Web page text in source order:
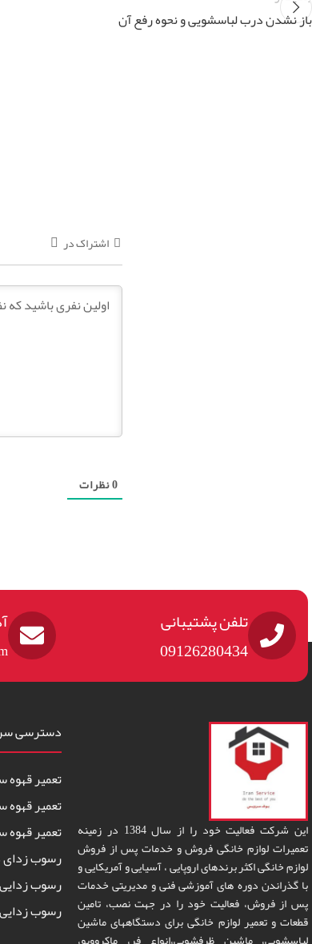
باز نشدن درب لباسشویی و نحوه رفع آن
اشتراک در
0نظرات
تلفن پشتیبانی
09126280434
این شرکت فعالیت خود را از سال 1384 در زمینه
تعمیرات لوازم خانگی فروش و خدمات پس از فروش
لوازم خانگی اکثر برندهای اروپایی ، آسیایی و آمریکایی و
با گذراندن دوره های آموزشی فنی و مدیریتی خدمات
پس از فروش، فعالیت خود را در جهت نصب، تامین
قطعات و تعمیر لوازم خانگی برای دستگاههای ماشین
دسترسی
تعمیر قهوه
تعمیر قهوه
تعمیر
رسوب زدای
رسوب
رسوب